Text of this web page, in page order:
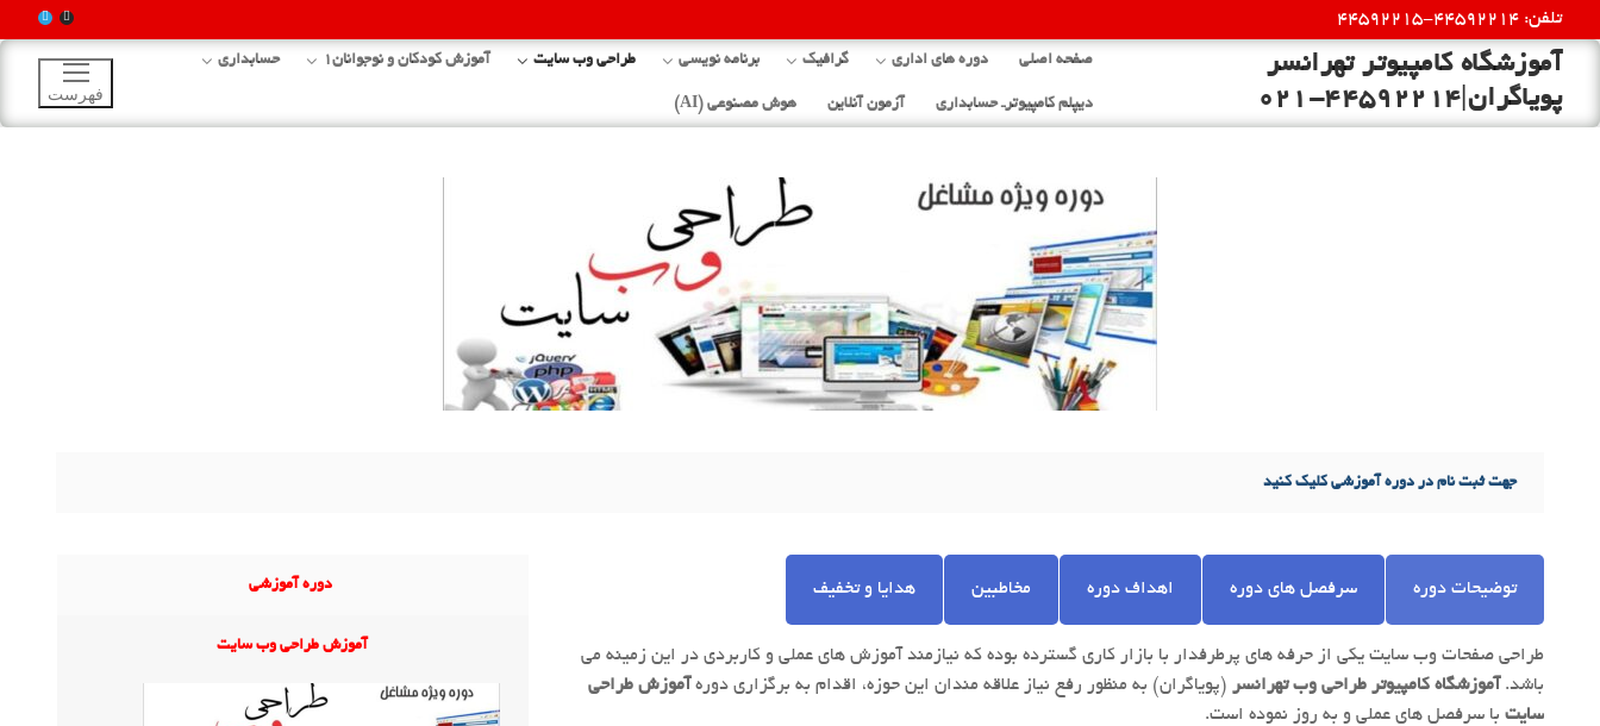
به
تلفن: 44592214-44592215
آموزشگاه کامپیوتر تهرانسر
پویاگران|44592214-021
صفحه اصلی دوره های اداری گرافیک برنامه نویسی طراحی وب سایت آموزش کودکان و نوجوانان1 حسابداری
دیپلم کامپیوترـ حسابداری آزمون آنلاین هوش مصنوعی (AI)
فهرست
جهت ثبت نام در دوره آموزشی کلیک کنید
دوره آموزشی
آموزش طراحی وب سایت
توضیحات دوره سرفصل های دوره اهداف دوره مخاطبین هدایا و تخفیف
طراحی صفحات وب سایت یکی از حرفه های پرطرفدار با بازار کاری گسترده بوده که نیازمند آموزش های عملی و کاربردی در این زمینه می
باشد. آموزشگاه کامپیوتر طراحی وب تهرانسر (پویاگران) به منظور رفع نیاز علاقه مندان این حوزه، اقدام به برگزاری دوره آموزش طراحی
سایت با سرفصل های عملی و به روز نموده است.